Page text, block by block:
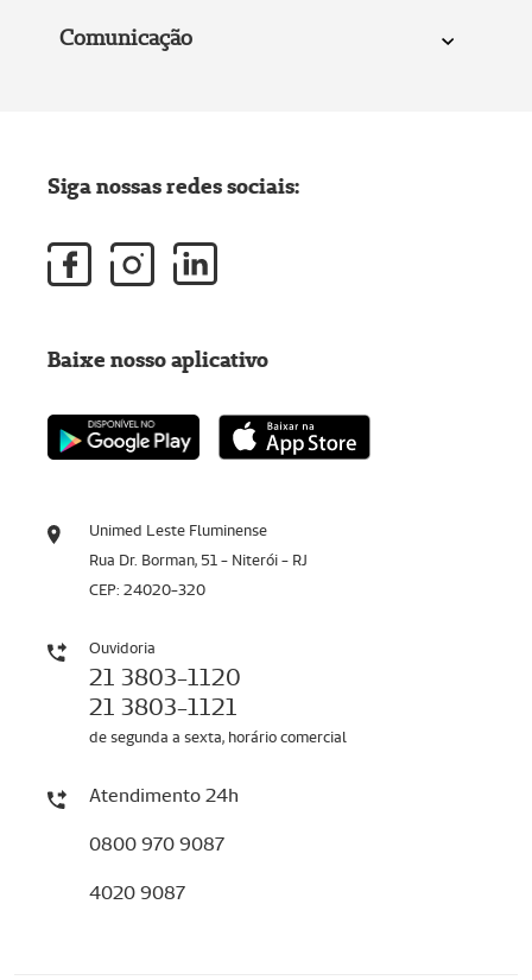
Comunicação
Unimed Leste Fluminense
Rua Dr. Borman, 51 - Niterói - RJ
CEP: 24020-320
Ouvidoria
21 3803-1120
21 3803-1121
de segunda a sexta, horário comercial
Atendimento 24h
0800 970 9087
4020 9087
Siga nossas redes sociais:
Baixe nosso aplicativo